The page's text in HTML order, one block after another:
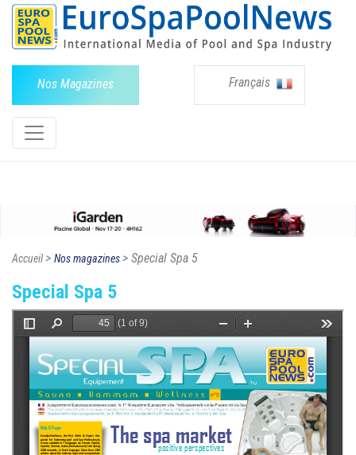
Nos Magazines Français
Accueil> Nos magazines> Special Spa 5
Special Spa 5